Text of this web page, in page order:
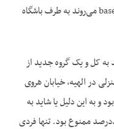
در معیت این افراد به طرف یک base militaire می‌روند به طرف باشگاه
کل و یک گروه جدید از
در الهیه، خیابان هروی
به این دلیل یا شاید به
ممنوع بود. تنها فردی